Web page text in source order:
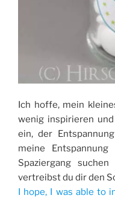
Ich hoffe, mein
wenig inspirieren
ein, der
meine
Spaziergang
vertreibst du dir den
I hope, I was able to